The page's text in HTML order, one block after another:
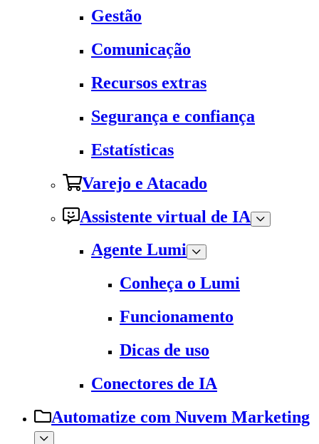
Gestão
Comunicação
Recursos extras
Segurança e confiança
Estatísticas
Varejo e Atacado
Assistente virtual de IA
Agente Lumi
Conheça o Lumi
Funcionamento
Dicas de uso
Conectores de IA
Automatize com Nuvem Marketing